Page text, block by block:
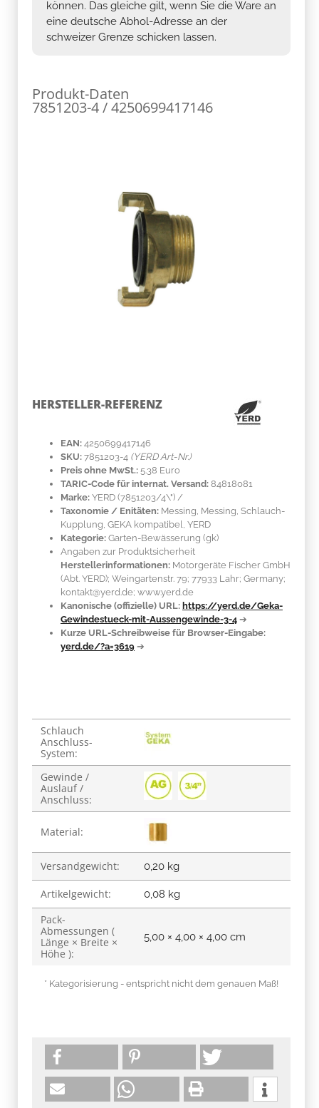
können. Das gleiche gilt, wenn Sie die Ware an
eine deutsche Abhol-Adresse an der
schweizer Grenze schicken lassen.
Produkt-Daten
7851203-4 / 4250699417146
HERSTELLER-REFERENZ
EAN: 4250699417146
SKU: 7851203-4 (YERD Art-Nr.)
Preis ohne MwSt.: 5.38 Euro
TARIC-Code für internat. Versand: 84818081
Marke: YERD (7851203/4\") /
Taxonomie / Enitäten: Messing , Messing, Schlauch-
Kupplung, GEKA kompatibel, YERD
Kategorie: Garten-Bewässerung (gk)
Angaben zur Produktsicherheit
Herstellerinformationen: Motorgeräte Fischer GmbH
(Abt. YERD); Weingartenstr. 79; 77933 Lahr; Germany;
kontakt@yerd.de; www.yerd.de
Kanonische (offizielle) URL: https://yerd.de/Geka-
Gewindestueck-mit-Aussengewinde-3-4 ➔
Kurze URL-Schreibweise für Browser-Eingabe:
yerd.de/?a=3619 ➔
Produkteigenschaft
Wert
Schlauch
Anschluss-
System:
Gewinde /
Auslauf /
Anschluss:
Material:
Versandgewicht: 0,20 kg
Artikelgewicht: 0,08 kg
Pack-
Abmessungen (
Länge × Breite ×
Höhe ):
5,00 × 4,00 × 4,00 cm
* Kategorisierung - entspricht nicht dem genauen Maß!